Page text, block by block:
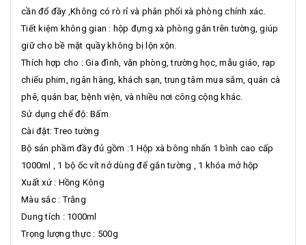
cần đổ đầy ,Không có rò rỉ và phân phối xà phòng chính xác.
Tiết kiệm không gian : hộp đựng xà phòng gắn trên tường, giúp
giữ cho bề mặt quầy không bị lộn xộn.
Thích hợp cho : Gia đình, văn phòng, trường học, mẫu giáo, rạp
chiếu phim, ngân hàng, khách sạn, trung tâm mua sắm, quán cà
phê, quán bar, bệnh viện, và nhiều nơi công cộng khác.
Sử dụng chế độ: Bấm
Cài đặt: Treo tường
Bộ sản phầm đầy đủ gồm :1 Hộp xà bông nhấn 1 bình cao cấp
1000ml , 1 bộ ốc vít nở dùng để gắn tường , 1 khóa mở hộp
Xuất xứ : Hồng Kông
Màu sắc : Trắng
Dung tích : 1000ml
Trọng lượng thực : 500g